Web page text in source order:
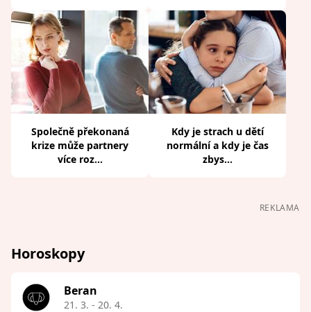
Společně překonaná
krize může partnery
více roz...
Kdy je strach u dětí
normální a kdy je čas
zbys...
REKLAMA
Horoskopy
Beran
21. 3. - 20. 4.